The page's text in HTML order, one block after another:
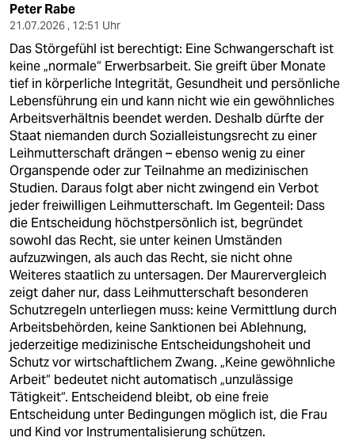
Peter Rabe
21.07.2026 , 12:51 Uhr
Das Störgefühl ist berechtigt: Eine Schwangerschaft ist
keine „normale“ Erwerbsarbeit. Sie greift über Monate
tief in körperliche Integrität, Gesundheit und persönliche
Lebensführung ein und kann nicht wie ein gewöhnliches
Arbeitsverhältnis beendet werden. Deshalb dürfte der
Staat niemanden durch Sozialleistungsrecht zu einer
Leihmutterschaft drängen – ebenso wenig zu einer
Organspende oder zur Teilnahme an medizinischen
Studien. Daraus folgt aber nicht zwingend ein Verbot
jeder freiwilligen Leihmutterschaft. Im Gegenteil: Dass
die Entscheidung höchstpersönlich ist, begründet
sowohl das Recht, sie unter keinen Umständen
aufzuzwingen, als auch das Recht, sie nicht ohne
Weiteres staatlich zu untersagen. Der Maurervergleich
zeigt daher nur, dass Leihmutterschaft besonderen
Schutzregeln unterliegen muss: keine Vermittlung durch
Arbeitsbehörden, keine Sanktionen bei Ablehnung,
jederzeitige medizinische Entscheidungshoheit und
Schutz vor wirtschaftlichem Zwang. „Keine gewöhnliche
Arbeit“ bedeutet nicht automatisch „unzulässige
Tätigkeit“. Entscheidend bleibt, ob eine freie
Entscheidung unter Bedingungen möglich ist, die Frau
und Kind vor Instrumentalisierung schützen.